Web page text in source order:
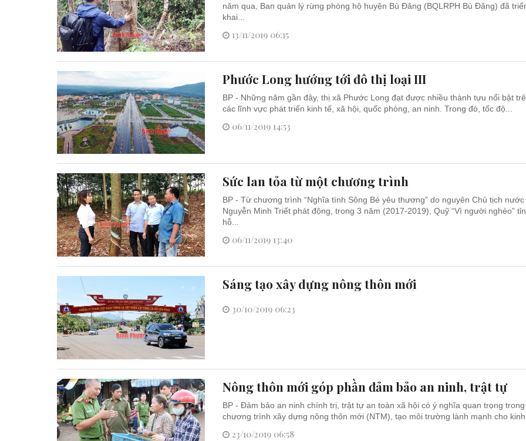
năm qua, Ban quản lý rừng phòng hộ huyện Bù Đăng (BQLRPH Bù Đăng) đã
khai...
13/11/2019 06:15
Phước Long hướng tới đô thị loại III
BP - Những năm gần đây, thị xã Phước Long đạt được nhiều thành tựu nổi bật
các lĩnh vực phát triển kinh tế, xã hội, quốc phòng, an ninh. Trong đó, tốc độ...
06/11/2019 14:53
Sức lan tỏa từ một chương trình
BP - Từ chương trình “Nghĩa tình Sông Bé yêu thương” do nguyên Chủ tịch nước
Nguyễn Minh Triết phát động, trong 3 năm (2017-2019), Quỹ “Vì người nghèo”
hỗ...
06/11/2019 13:40
Sáng tạo xây dựng nông thôn mới
30/10/2019 06:23
Nông thôn mới góp phần đảm bảo an ninh, trật tự
BP - Đảm bảo an ninh chính trị, trật tự an toàn xã hội có ý nghĩa quan trọng trong
chương trình xây dựng nông thôn mới (NTM), tạo môi trường lành mạnh cho
23/10/2019 06:58